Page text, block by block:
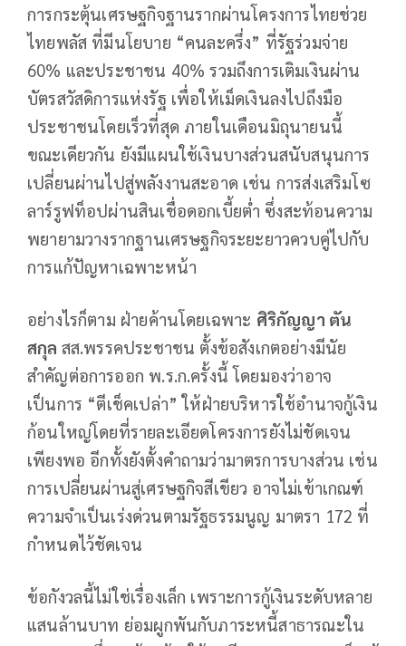
การกระตุ้นเศรษฐกิจฐานรากผ่านโครงการไทยช่วย
ไทยพลัส ที่มีนโยบาย “คนละครึ่ง” ที่รัฐร่วมจ่าย
60% และประชาชน 40% รวมถึงการเติมเงินผ่าน
บัตรสวัสดิการแห่งรัฐ เพื่อให้เม็ดเงินลงไปถึงมือ
ประชาชนโดยเร็วที่สุด ภายในเดือนมิถุนายนนี้
ขณะเดียวกัน ยังมีแผนใช้เงินบางส่วนสนับสนุนการ
เปลี่ยนผ่านไปสู่พลังงานสะอาด เช่น การส่งเสริมโซ
ลาร์รูฟท็อปผ่านสินเชื่อดอกเบี้ยต่ำ ซึ่งสะท้อนความ
พยายามวางรากฐานเศรษฐกิจระยะยาวควบคู่ไปกับ
การแก้ปัญหาเฉพาะหน้า
อย่างไรก็ตาม ฝ่ายค้านโดยเฉพาะ ศิริกัญญา ตัน
สกุล สส.พรรคประชาชน ตั้งข้อสังเกตอย่างมีนัย
สำคัญต่อการออก พ.ร.ก.ครั้งนี้ โดยมองว่าอาจ
เป็นการ “ตีเช็คเปล่า” ให้ฝ่ายบริหารใช้อำนาจกู้เงิน
ก้อนใหญ่โดยที่รายละเอียดโครงการยังไม่ชัดเจน
เพียงพอ อีกทั้งยังตั้งคำถามว่ามาตรการบางส่วน เช่น
การเปลี่ยนผ่านสู่เศรษฐกิจสีเขียว อาจไม่เข้าเกณฑ์
ความจำเป็นเร่งด่วนตามรัฐธรรมนูญ มาตรา 172 ที่
กำหนดไว้ชัดเจน
ข้อกังวลนี้ไม่ใช่เรื่องเล็ก เพราะการกู้เงินระดับหลาย
แสนล้านบาท ย่อมผูกพันกับภาระหนี้สาธารณะใน